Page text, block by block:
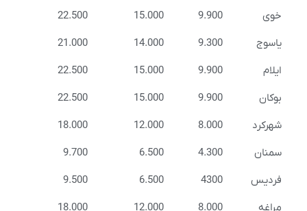
خوی
9.900
15.000
22.500
یاسوج
9.300
14.000
21.000
ایلام
9.900
15.000
22.500
بوکان
9.900
15.000
22.500
شهرکرد
8.000
12.000
18.000
سمنان
4.300
6.500
9.700
فردیس
4300
6.500
9.500
مراغه
8.000
12.000
18.000